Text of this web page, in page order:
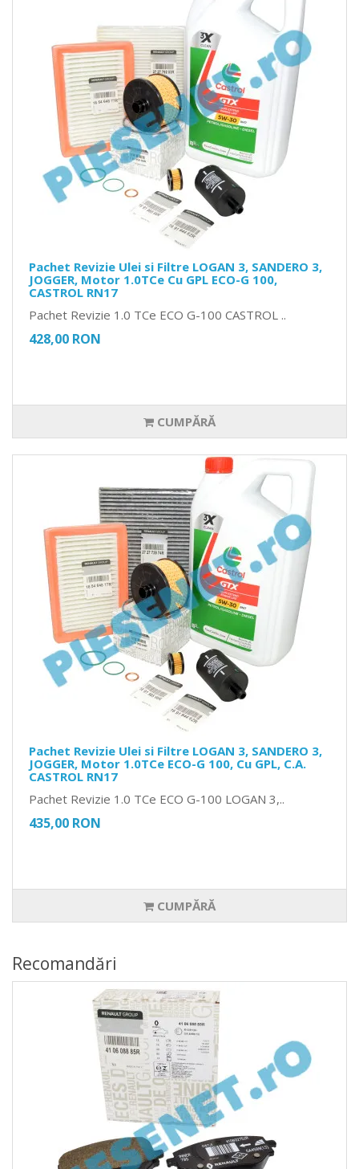
Pachet Revizie Ulei si Filtre LOGAN 3, SANDERO 3,
JOGGER, Motor 1.0TCe Cu GPL ECO-G 100,
CASTROL RN17
Pachet Revizie 1.0 TCe ECO G-100 CASTROL ..
428,00 RON
CUMPĂRĂ
Pachet Revizie Ulei si Filtre LOGAN 3, SANDERO 3,
JOGGER, Motor 1.0TCe ECO-G 100, Cu GPL, C.A.
CASTROL RN17
Pachet Revizie 1.0 TCe ECO G-100 LOGAN 3,..
435,00 RON
CUMPĂRĂ
Recomandări